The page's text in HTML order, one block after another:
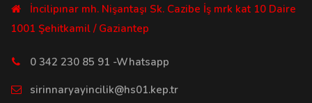
İncilipınar mh. Nişantaşı Sk. Cazibe İş mrk kat 10 Daire
1001 Şehitkamil / Gaziantep
0 342 230 85 91 -Whatsapp
sirinnaryayincilik@hs01.kep.tr